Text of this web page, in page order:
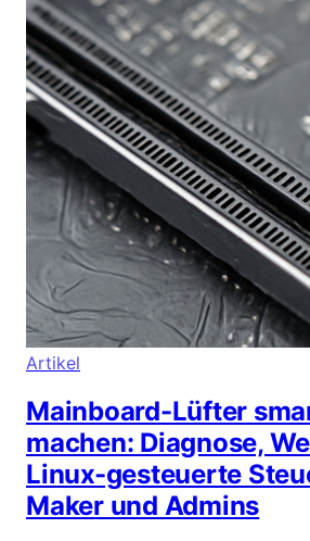
Artikel
Mainboard-Lüfter
machen: Diagnose,
Linux-gesteuerte
Maker und Admins